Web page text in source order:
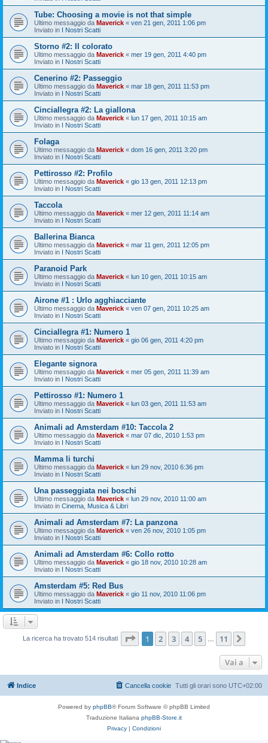
Tube: Choosing a movie is not that simple
Ultimo messaggio da Maverick « ven 21 gen, 2011 1:06 pm
Inviato in I Nostri Scatti
Storno #2: Il colorato
Ultimo messaggio da Maverick « mer 19 gen, 2011 4:40 pm
Inviato in I Nostri Scatti
Cenerino #2: Passeggio
Ultimo messaggio da Maverick « mar 18 gen, 2011 11:53 pm
Inviato in I Nostri Scatti
Cinciallegra #2: La giallona
Ultimo messaggio da Maverick « lun 17 gen, 2011 10:15 am
Inviato in I Nostri Scatti
Folaga
Ultimo messaggio da Maverick « dom 16 gen, 2011 3:20 pm
Inviato in I Nostri Scatti
Pettirosso #2: Profilo
Ultimo messaggio da Maverick « gio 13 gen, 2011 12:13 pm
Inviato in I Nostri Scatti
Taccola
Ultimo messaggio da Maverick « mer 12 gen, 2011 11:14 am
Inviato in I Nostri Scatti
Ballerina Bianca
Ultimo messaggio da Maverick « mar 11 gen, 2011 12:05 pm
Inviato in I Nostri Scatti
Paranoid Park
Ultimo messaggio da Maverick « lun 10 gen, 2011 10:15 am
Inviato in I Nostri Scatti
Airone #1 : Urlo agghiacciante
Ultimo messaggio da Maverick « ven 07 gen, 2011 10:25 am
Inviato in I Nostri Scatti
Cinciallegra #1: Numero 1
Ultimo messaggio da Maverick « gio 06 gen, 2011 4:20 pm
Inviato in I Nostri Scatti
Elegante signora
Ultimo messaggio da Maverick « mer 05 gen, 2011 11:39 am
Inviato in I Nostri Scatti
Pettirosso #1: Numero 1
Ultimo messaggio da Maverick « lun 03 gen, 2011 11:53 am
Inviato in I Nostri Scatti
Animali ad Amsterdam #10: Taccola 2
Ultimo messaggio da Maverick « mar 07 dic, 2010 1:53 pm
Inviato in I Nostri Scatti
Mamma li turchi
Ultimo messaggio da Maverick « lun 29 nov, 2010 6:36 pm
Inviato in I Nostri Scatti
Una passeggiata nei boschi
Ultimo messaggio da Maverick « lun 29 nov, 2010 11:00 am
Inviato in Cinema, Musica & Libri
Animali ad Amsterdam #7: La panzona
Ultimo messaggio da Maverick « ven 26 nov, 2010 1:05 pm
Inviato in I Nostri Scatti
Animali ad Amsterdam #6: Collo rotto
Ultimo messaggio da Maverick « gio 18 nov, 2010 10:28 am
Inviato in I Nostri Scatti
Amsterdam #5: Red Bus
Ultimo messaggio da Maverick « gio 11 nov, 2010 11:06 pm
Inviato in I Nostri Scatti
La ricerca ha trovato 514 risultati Pagina di 11
1 2 3 4 5 11
Vai a
Indice Tutti gli orari sono UTC+02:00
Cancella cookie
Powered by phpBB® Forum Software © phpBB Limited
Traduzione Italiana phpBB-Store.it
Privacy | Condizioni